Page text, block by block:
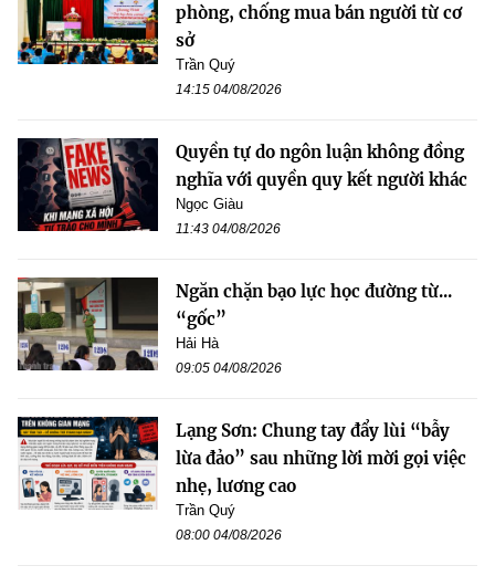
phòng, chống mua bán người từ cơ
sở
Trần Quý
14:15 04/08/2026
Quyền tự do ngôn luận không đồng
nghĩa với quyền quy kết người khác
Ngọc Giàu
11:43 04/08/2026
Ngăn chặn bạo lực học đường từ...
“gốc”
Hải Hà
09:05 04/08/2026
Lạng Sơn: Chung tay đẩy lùi “bẫy
lừa đảo” sau những lời mời gọi việc
nhẹ, lương cao
Trần Quý
08:00 04/08/2026